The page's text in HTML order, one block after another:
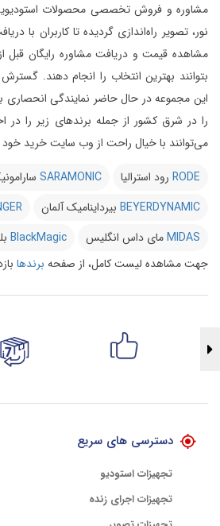
مشاوره و فروش تخصصی محصولات
نور، تصویر راه‌اندازی گردیده تا کاربران با
مشاهده قیمت و دریافت مشاوره رایگان قبل
بتوانند بهترین انتخاب را انجام دهند. گسترش
را در شرق کشور از جمله برندهای زیر را در
می‌توانند با خیال راحت از وب سایت خرید خود
RODE رود استرالیا SARAMONIC
BEYERDYNAMIC بیرداینامیک آلمان
MIDASمای داس انگلیس BlackMagic
جهت مشاهده لیست کامل، از صفحه برندها
دسترسی های سریع
تجهیزات استودیو
تجهیزات اجرای زنده